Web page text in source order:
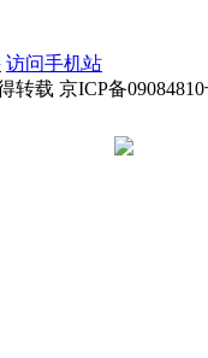
访问手机站
载 京ICP备09084810